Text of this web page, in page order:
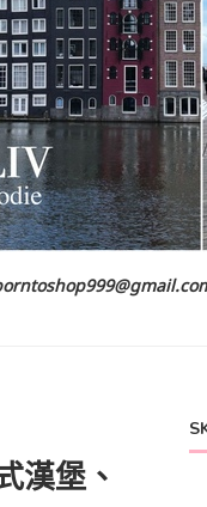
漢堡、